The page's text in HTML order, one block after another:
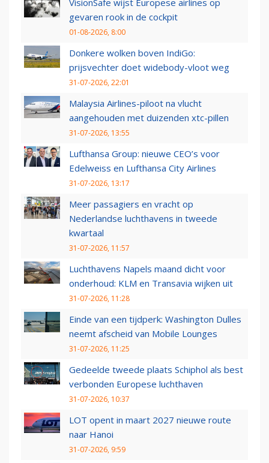
gevaren rook in de cockpit
01-08-2026, 8:00
Donkere wolken boven IndiGo:
prijsvechter doet widebody-vloot weg
31-07-2026, 22:01
Malaysia Airlines-piloot na vlucht
aangehouden met duizenden xtc-pillen
31-07-2026, 13:55
Lufthansa Group: nieuwe CEO’s voor
Edelweiss en Lufthansa City Airlines
31-07-2026, 13:17
Meer passagiers en vracht op
Nederlandse luchthavens in tweede
kwartaal
31-07-2026, 11:57
Luchthavens Napels maand dicht voor
onderhoud: KLM en Transavia wijken uit
31-07-2026, 11:28
Einde van een tijdperk: Washington Dulles
neemt afscheid van Mobile Lounges
31-07-2026, 11:25
Gedeelde tweede plaats Schiphol als best
verbonden Europese luchthaven
31-07-2026, 10:37
LOT opent in maart 2027 nieuwe route
naar Hanoi
31-07-2026, 9:59